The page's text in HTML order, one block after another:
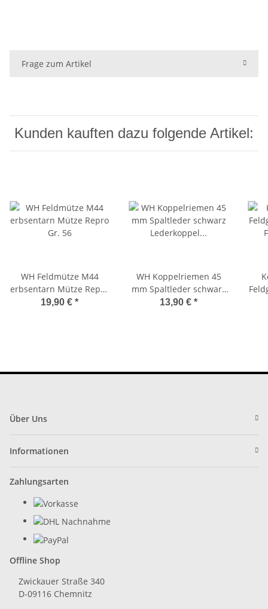
Frage zum Artikel
Kunden kauften dazu folgende Artikel:
WH Feldmütze M44
erbsentarn Mütze Repro
Gr. 56
19,90 € *
WH Koppelriemen 45
mm Spaltleder schwarz
Lederkoppel Koppel 100
13,90 € *
Über Uns
Informationen
Zahlungsarten
Offline Shop
Zwickauer Straße 340
D-09116 Chemnitz